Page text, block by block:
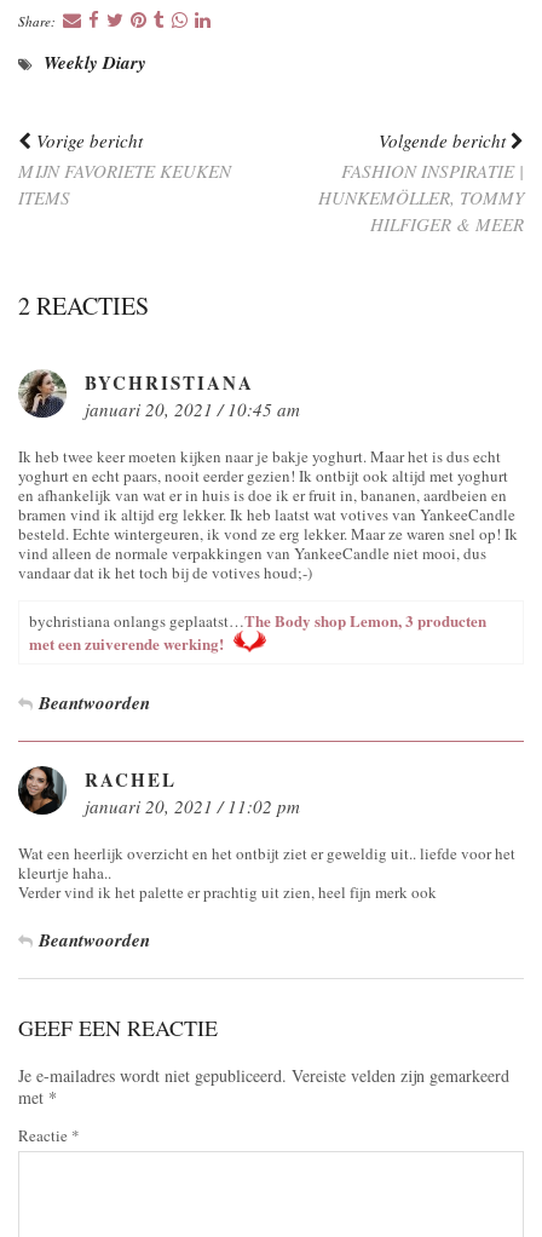
Share:
Weekly Diary
Vorige bericht
MIJN FAVORIETE KEUKEN
ITEMS
Volgende bericht
FASHION INSPIRATIE |
HUNKEMÖLLER, TOMMY
HILFIGER & MEER
2 REACTIES
BYCHRISTIANA
januari 20, 2021 / 10:45 am
Ik heb twee keer moeten kijken naar je bakje yoghurt. Maar het is dus echt
yoghurt en echt paars, nooit eerder gezien! Ik ontbijt ook altijd met yoghurt
en afhankelijk van wat er in huis is doe ik er fruit in, bananen, aardbeien en
bramen vind ik altijd erg lekker. Ik heb laatst wat votives van YankeeCandle
besteld. Echte wintergeuren, ik vond ze erg lekker. Maar ze waren snel op! Ik
vind alleen de normale verpakkingen van YankeeCandle niet mooi, dus
vandaar dat ik het toch bij de votives houd;-)
bychristiana onlangs geplaatst…The Body shop Lemon, 3 producten
met een zuiverende werking!
Beantwoorden
RACHEL
januari 20, 2021 / 11:02 pm
Wat een heerlijk overzicht en het ontbijt ziet er geweldig uit.. liefde voor het
kleurtje haha..
Verder vind ik het palette er prachtig uit zien, heel fijn merk ook
Beantwoorden
GEEF EEN REACTIE
Je e-mailadres wordt niet gepubliceerd. Vereiste velden zijn gemarkeerd
met *
Reactie *